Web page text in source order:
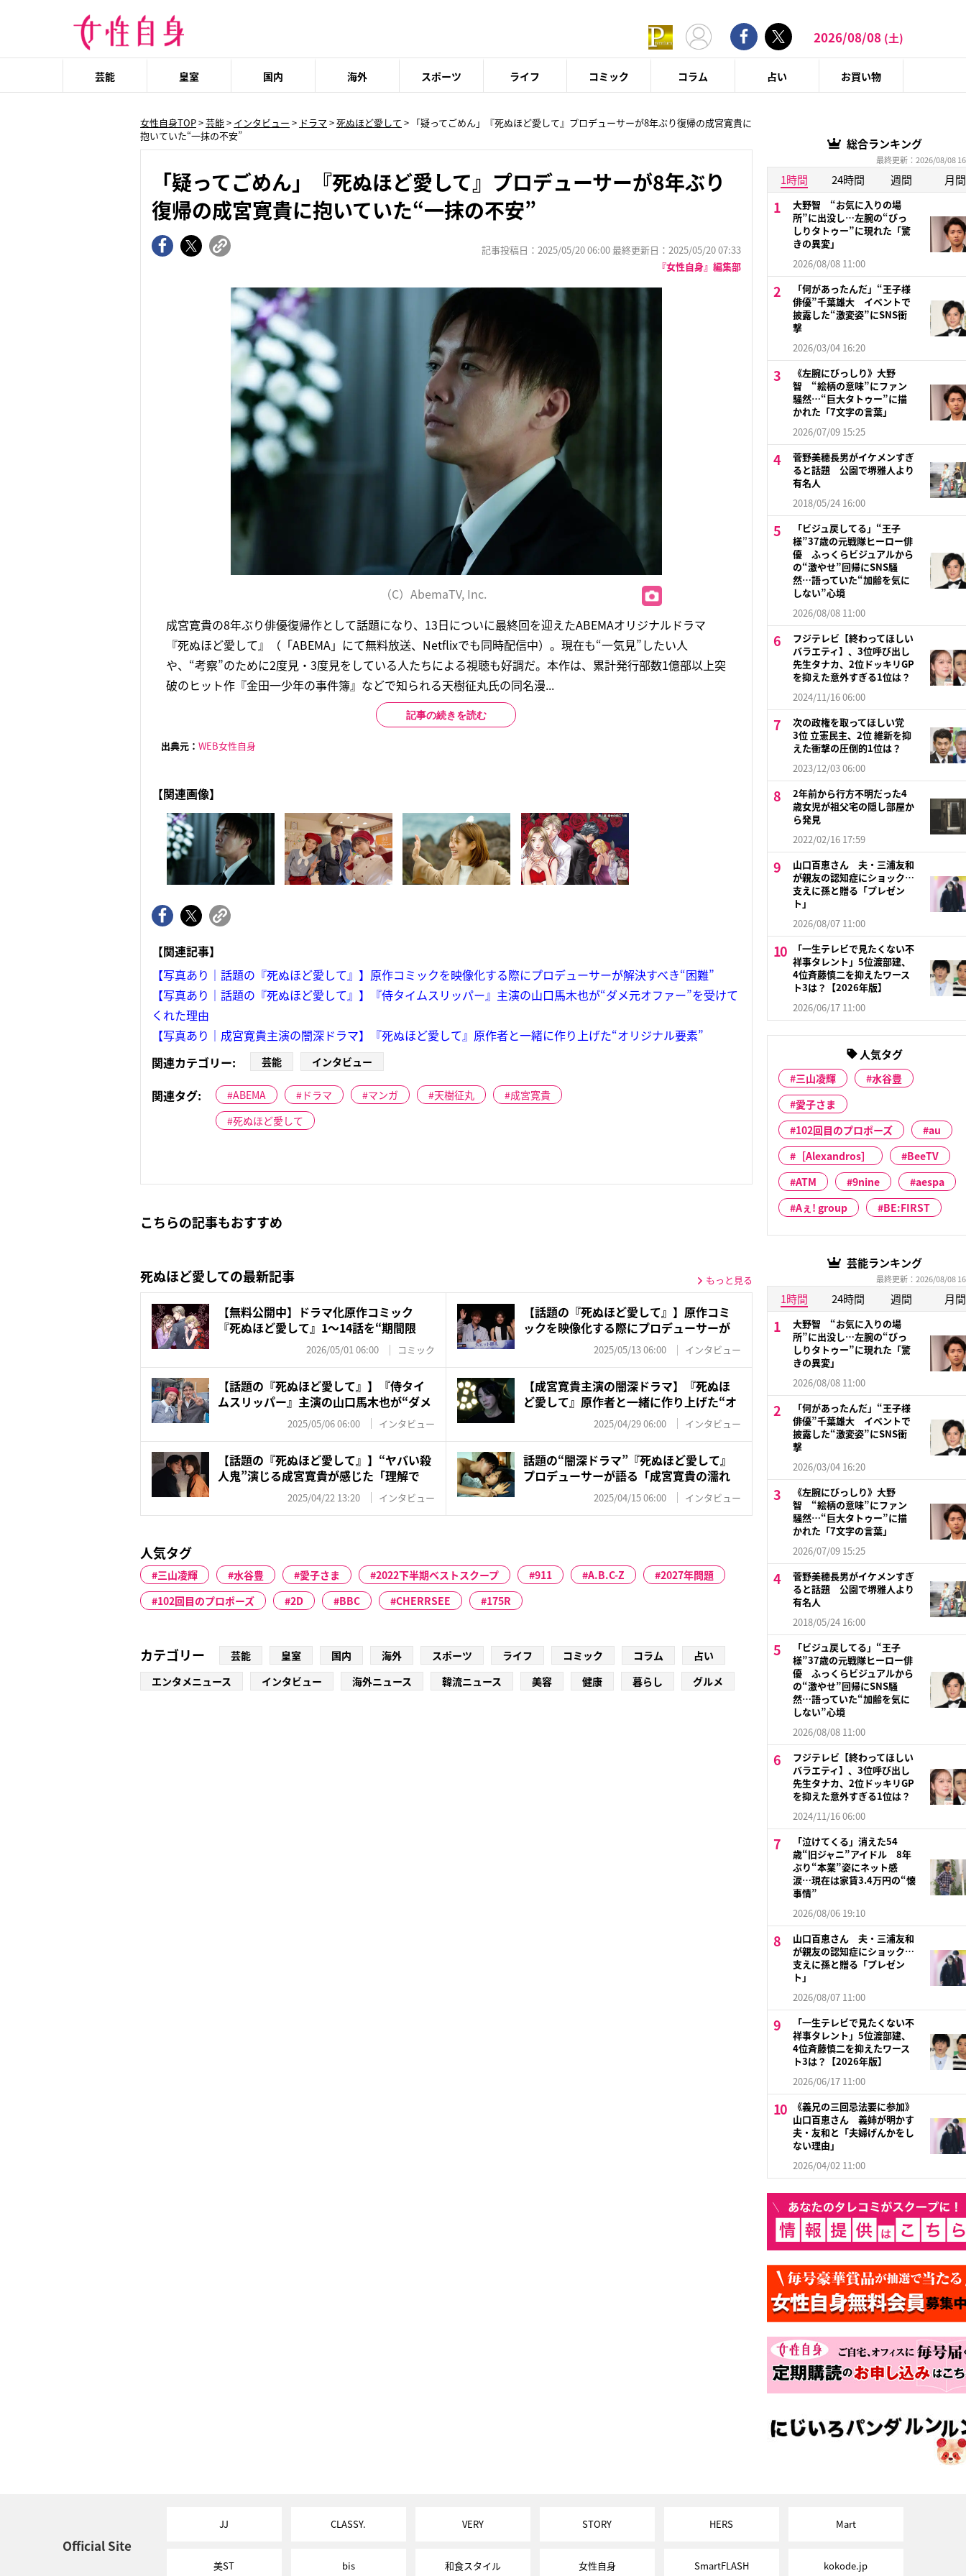
2026/08/08 (土)
芸能 皇室 国内 海外 スポーツ ライフ コミック コラム 占い お買い物
女性自身TOP>芸能> インタビュー > ドラマ >死ぬほど愛して > 「疑ってごめん」『死ぬほど愛して』プロデューサーが8年ぶり復帰の成宮寛貴に
抱いていた“一抹の不安”
「疑ってごめん」『死ぬほど愛して』プロデューサーが8年ぶり
復帰の成宮寛貴に抱いていた“一抹の不安”
記事投稿日：2025/05/20 06:00 最終更新日：2025/05/20 07:33
『女性自身』編集部
（C）AbemaTV, Inc.
成宮寛貴の8年ぶり俳優復帰作として話題になり、13日についに最終回を迎えたABEMAオリジナルドラマ
『死ぬほど愛して』（「ABEMA」にて無料放送、Netflixでも同時配信中）。現在も“一気見”したい人
や、“考察”のために2度見・3度見をしている人たちによる視聴も好調だ。本作は、累計発行部数1億部以上突
破のヒット作『金田一少年の事件簿』などで知られる天樹征丸氏の同名漫...
記事の続きを読む
出典元： WEB女性自身
【関連画像】
【関連記事】
【写真あり｜話題の『死ぬほど愛して』】原作コミックを映像化する際にプロデューサーが解決すべき“困難”
【写真あり｜話題の『死ぬほど愛して』】『侍タイムスリッパー』主演の山口馬木也が“ダメ元オファー”を受けて
くれた理由
【写真あり｜成宮寛貴主演の闇深ドラマ】『死ぬほど愛して』原作者と一緒に作り上げた“オリジナル要素”
関連カテゴリー:
芸能 インタビュー
関連タグ: ABEMA ドラマ マンガ 天樹征丸
成宮寛貴
死ぬほど愛して
こちらの記事もおすすめ
死ぬほど愛しての最新記事 もっと見る
【無料公開中】ドラマ化原作コミック
『死ぬほど愛して』1～14話を“期間限
2026/05/01 06:00 コミック
【話題の『死ぬほど愛して』】原作コミ
ックを映像化する際にプロデューサーが
2025/05/13 06:00 インタビュー
【話題の『死ぬほど愛して』】『侍タイ
ムスリッパー』主演の山口馬木也が“ダメ
2025/05/06 06:00 インタビュー
【成宮寛貴主演の闇深ドラマ】『死ぬほ
ど愛して』原作者と一緒に作り上げた“オ
2025/04/29 06:00 インタビュー
【話題の『死ぬほど愛して』】“ヤバい殺
人鬼”演じる成宮寛貴が感じた「理解で
2025/04/22 13:20 インタビュー
話題の“闇深ドラマ”『死ぬほど愛して』
プロデューサーが語る「成宮寛貴の濡れ
2025/04/15 06:00 インタビュー
人気タグ
三山凌輝 水谷豊 愛子さま 2022下半期ベストスクープ 911 A.B.C-Z
2027年問題
102回目のプロポーズ
2D BBC CHERRSEE 175R
カテゴリー 芸能 皇室 国内 海外 スポーツ ライフ コミック コラム
占い
エンタメニュース
インタビュー 海外ニュース 韓流ニュース 美容 健康 暮らし グルメ
総合ランキング
最終更新：2026/08/08
1時間 24時間 週間 月間
大野智 “お気に入りの場
所”に出没し…左腕の“びっ
しりタトゥー”に現れた「驚
きの異変」
2026/08/08 11:00
「何があったんだ」“王子様
俳優”千葉雄大 イベントで
披露した“激変姿”にSNS衝
撃
2026/03/04 16:20
《左腕にびっしり》大野
智 “絵柄の意味”にファン
騒然…“巨大タトゥー”に描
かれた「7文字の言葉」
2026/07/09 15:25
菅野美穂長男がイケメンすぎ
ると話題 公園で堺雅人より
有名人
2018/05/24 16:00
「ビジュ戻してる」“王子
様”37歳の元戦隊ヒーロー俳
優 ふっくらビジュアルから
の“激やせ”回帰にSNS騒
然…語っていた“加齢を気に
しない”心境
2026/08/08 11:00
フジテレビ【終わってほしい
バラエティ】、3位呼び出し
先生タナカ、2位ドッキリGP
を抑えた意外すぎる1位は？
2024/11/16 06:00
次の政権を取ってほしい党
3位 立憲民主、2位 維新を抑
えた衝撃の圧倒的1位は？
2023/12/03 06:00
2年前から行方不明だった4
歳女児が祖父宅の隠し部屋か
ら発見
2022/02/16 17:59
山口百恵さん 夫・三浦友和
が親友の認知症にショック…
支えに孫と贈る「プレゼン
ト」
2026/08/07 11:00
「一生テレビで見たくない不
祥事タレント」5位渡部建、
4位斉藤慎二を抑えたワース
ト3は？【2026年版】
2026/06/17 11:00
人気タグ
三山凌輝
水谷豊
愛子さま
102回目のプロポーズ
au
［Alexandros］
BeeTV
ATM
9nine
aespa
Aぇ! group
BE:FIRST
芸能ランキング
最終更新：2026/08/08
1時間 24時間 週間 月間
大野智 “お気に入りの場
所”に出没し…左腕の“びっ
しりタトゥー”に現れた「驚
きの異変」
2026/08/08 11:00
「何があったんだ」“王子様
俳優”千葉雄大 イベントで
披露した“激変姿”にSNS衝
撃
2026/03/04 16:20
《左腕にびっしり》大野
智 “絵柄の意味”にファン
騒然…“巨大タトゥー”に描
かれた「7文字の言葉」
2026/07/09 15:25
菅野美穂長男がイケメンすぎ
ると話題 公園で堺雅人より
有名人
2018/05/24 16:00
「ビジュ戻してる」“王子
様”37歳の元戦隊ヒーロー俳
優 ふっくらビジュアルから
の“激やせ”回帰にSNS騒
然…語っていた“加齢を気に
しない”心境
2026/08/08 11:00
フジテレビ【終わってほしい
バラエティ】、3位呼び出し
先生タナカ、2位ドッキリGP
を抑えた意外すぎる1位は？
2024/11/16 06:00
「泣けてくる」消えた54
歳“旧ジャニ”アイドル 8年
ぶり“本業”姿にネット感
涙…現在は家賃3.4万円の“懐
事情”
2026/08/06 19:10
山口百恵さん 夫・三浦友和
が親友の認知症にショック…
支えに孫と贈る「プレゼン
ト」
2026/08/07 11:00
「一生テレビで見たくない不
祥事タレント」5位渡部建、
4位斉藤慎二を抑えたワース
ト3は？【2026年版】
2026/06/17 11:00
《義兄の三回忌法要に参加》
山口百恵さん 義姉が明かす
夫・友和と「夫婦げんかをし
ない理由」
2026/04/02 11:00
Official Site
JJ CLASSY. VERY STORY HERS Mart
美ST bis 和食スタイル 女性自身 SmartFLASH kokode.jp